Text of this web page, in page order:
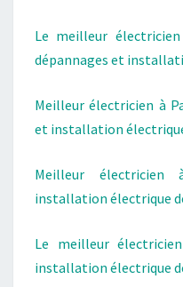
Le meilleur
dépannages et
Meilleur électricien à
et installation
Meilleur
installation électrique
Le meilleur
installation électrique